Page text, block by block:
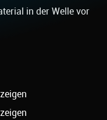
in der Welle vor